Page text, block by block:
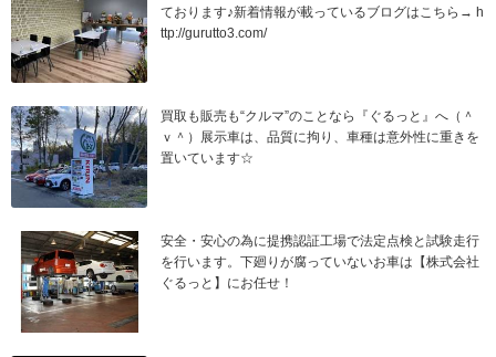
ております♪新着情報が載っているブログはこちら→ h
ttp://gurutto3.com/
買取も販売も“クルマ”のことなら『ぐるっと』へ（＾
ｖ＾）展示車は、品質に拘り、車種は意外性に重きを
置いています☆
安全・安心の為に提携認証工場で法定点検と試験走行
を行います。下廻りが腐っていないお車は【株式会社
ぐるっと】にお任せ！